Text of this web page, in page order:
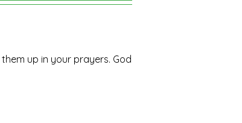
up in your prayers. God